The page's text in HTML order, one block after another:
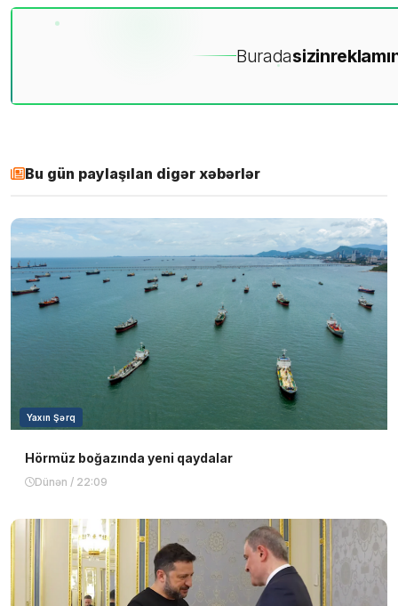
Buradasizin
Bu gün paylaşılan digər xəbərlər
Yaxın Şərq
Hörmüz boğazında yeni qaydalar
Dünən / 22:09